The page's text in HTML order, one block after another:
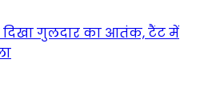
दिखा गुलदार का आतंक, टैंट में